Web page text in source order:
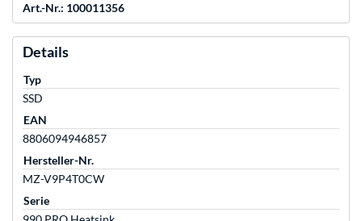
Art.-Nr.: 100011356
Details
Typ
SSD
EAN
8806094946857
Hersteller-Nr.
MZ-V9P4T0CW
Serie